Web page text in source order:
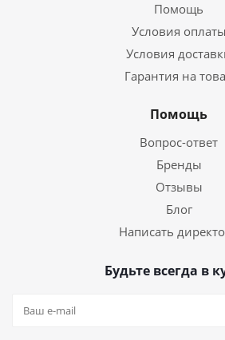
Помощь
Условия оплаты
Условия
Гарантия на
Помощь
Вопрос-ответ
Бренды
Отзывы
Блог
Написать
Будьте всегда в